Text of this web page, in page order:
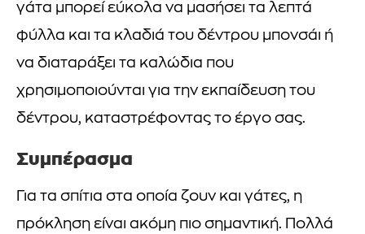
γάτα μπορεί εύκολα να μασήσει τα λεπτά
φύλλα και τα κλαδιά του δέντρου μπονσάι ή
να διαταράξει τα καλώδια που
χρησιμοποιούνται για την εκπαίδευση του
δέντρου, καταστρέφοντας το έργο σας.
Συμπέρασμα
Για τα σπίτια στα οποία ζουν και γάτες, η
πρόκληση είναι ακόμη πιο σημαντική. Πολλά